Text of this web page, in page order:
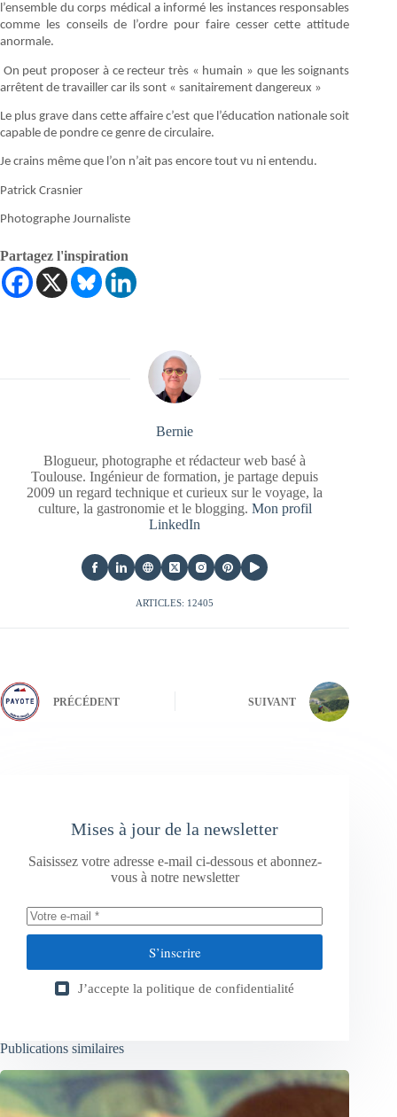
l’ensemble du corps médical a informé les instances responsables
comme les conseils de l’ordre pour faire cesser cette attitude
anormale.
On peut proposer à ce recteur très « humain » que les soignants
arrêtent de travailler car ils sont « sanitairement dangereux »
Le plus grave dans cette affaire c’est que l’éducation nationale soit
capable de pondre ce genre de circulaire.
Je crains même que l’on n’ait pas encore tout vu ni entendu.
Patrick Crasnier
Photographe Journaliste
Partagez l'inspiration
Bernie
Blogueur, photographe et rédacteur web basé à
Toulouse. Ingénieur de formation, je partage depuis
2009 un regard technique et curieux sur le voyage, la
culture, la gastronomie et le blogging. Mon profil
LinkedIn
ARTICLES: 12405
PRÉCÉDENT SUIVANT
Mises à jour de la newsletter
Saisissez votre adresse e-mail ci-dessous et abonnez-
vous à notre newsletter
S’inscrire
J’accepte la politique de confidentialité
Publications similaires